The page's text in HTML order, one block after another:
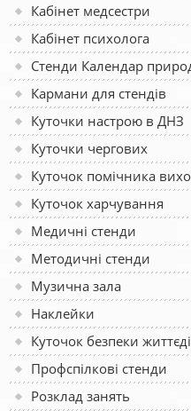
Кабінет медсестри
Кабінет психолога
Стенди Календар
Кармани для стендів
Куточки настрою в ДНЗ
Куточки чергових
Куточок помічника
Куточок харчування
Медичні стенди
Методичні стенди
Музична зала
Наклейки
Куточок безпеки
Профспілкові стенди
Розклад занять